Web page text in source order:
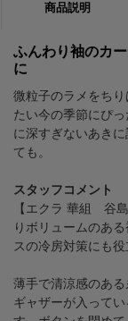
商品説明
ふんわり袖のカ
に
微粒子のラメをち
たい今の季節にぴ
に深すぎないあき
ても。
スタッフコメント
【エクラ 華組 谷
りボリュームのあ
スの冷房対策にも役
薄手で清涼感のあ
ギャザーが入って